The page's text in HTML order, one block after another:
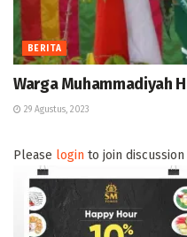
BERITA
Warga Muhammadiyah
29 Agustus, 2023
Please login to join discussion